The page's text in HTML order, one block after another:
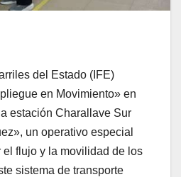
del Estado (IFE)
en Movimiento» en
estación Charallave Sur
un operativo especial
flujo y la movilidad de los
sistema de transporte